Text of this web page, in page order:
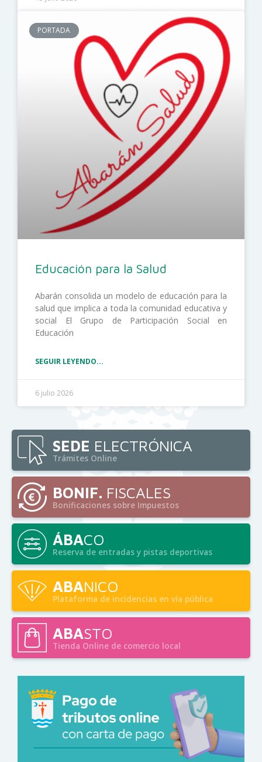
PORTADA
Educación para la Salud
Abarán consolida un modelo de educación para la
salud que implica a toda la comunidad educativa y
social El Grupo de Participación Social en
Educación
SEGUIR LEYENDO...
6 julio 2026
SEDE ELECTRÓNICA
Trámites Online
BONIF. FISCALES
Bonificaciones sobre Impuestos
ÁBACO
Reserva de entradas y pistas deportivas
ABANICO
Plataforma de incidencias en vía pública
ABASTO
Tienda Online de comercio local